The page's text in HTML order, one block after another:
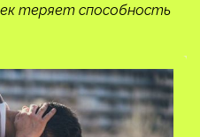
теряет способность